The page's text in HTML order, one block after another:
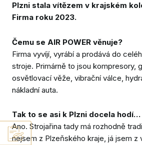
Plzni stala vítězem v krajském
Firma roku 2023.
Čemu se AIR POWER věnuje?
Firma vyvíjí, vyrábí a prodává do
stroje. Primárně to jsou kompresory,
osvětlovací věže, vibrační válce,
nákladní auta.
Tak to se asi k Plzni docela hodí…
Ano. Strojařina tady má rozhodně
nejsem z Plzeňského kraje, já jsem z